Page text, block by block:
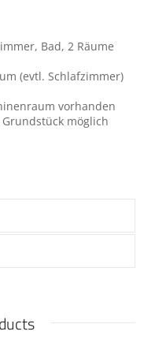
Bad, 2 Räume
(evtl. Schlafzimmer)
vorhanden
möglich